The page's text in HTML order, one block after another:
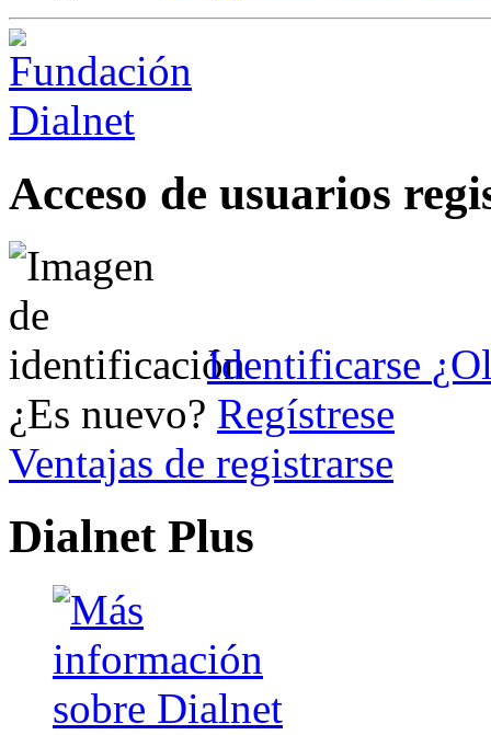
Acceso de usuarios
Identificarse
¿Es nuevo? Regístrese
Ventajas de registrarse
Dialnet Plus